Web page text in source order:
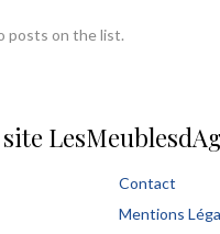
posts on the list.
Contact
Mentions